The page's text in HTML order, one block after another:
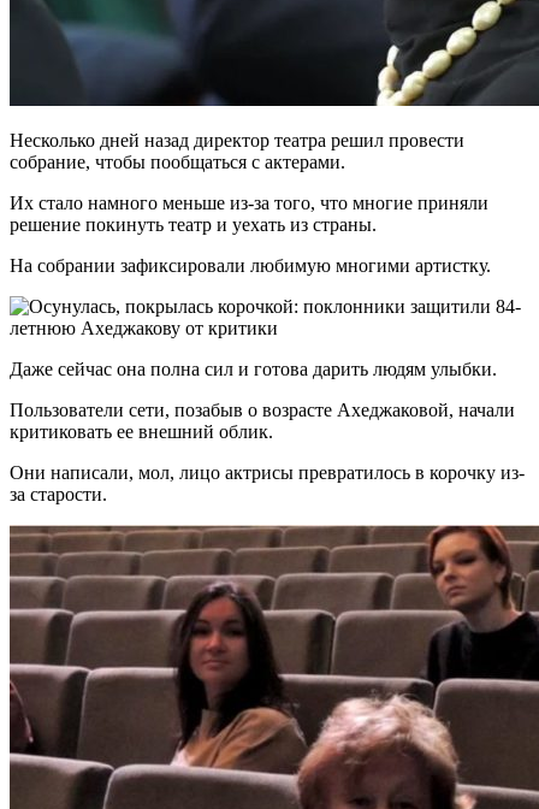
Несколько дней назад директор театра решил провести
собрание, чтобы пообщаться с актерами.
Их стало намного меньше из-за того, что многие приняли
решение покинуть театр и уехать из страны.
На собрании зафиксировали любимую многими артистку.
Даже сейчас она полна сил и готова дарить людям улыбки.
Пользователи сети, позабыв о возрасте Ахеджаковой, начали
критиковать ее внешний облик.
Они написали, мол, лицо актрисы превратилось в корочку из-
за старости.